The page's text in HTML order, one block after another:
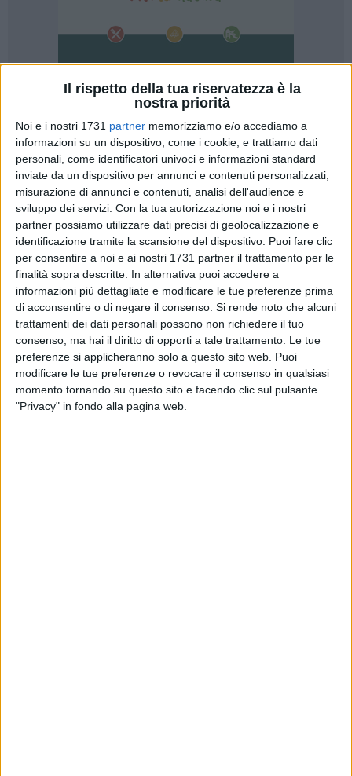
Il rispetto della tua riservatezza è la
nostra priorità
Noi e i nostri 1731 partner memorizziamo e/o accediamo a
informazioni su un dispositivo, come i cookie, e trattiamo dati
personali, come identificatori univoci e informazioni standard
inviate da un dispositivo per annunci e contenuti personalizzati,
misurazione di annunci e contenuti, analisi dell'audience e
sviluppo dei servizi. Con la tua autorizzazione noi e i nostri
partner possiamo utilizzare dati precisi di geolocalizzazione e
identificazione tramite la scansione del dispositivo. Puoi fare clic
per consentire a noi e ai nostri 1731 partner il trattamento per le
finalità sopra descritte. In alternativa puoi accedere a
informazioni più dettagliate e modificare le tue preferenze prima
di acconsentire o di negare il consenso. Si rende noto che alcuni
trattamenti dei dati personali possono non richiedere il tuo
consenso, ma hai il diritto di opporti a tale trattamento. Le tue
preferenze si applicheranno solo a questo sito web. Puoi
modificare le tue preferenze o revocare il consenso in qualsiasi
momento tornando su questo sito e facendo clic sul pulsante
"Privacy" in fondo alla pagina web.
Aliano non ce la fa: è Pordenone la capitale italiana della
cultura del 2027. La proclamazione è avvenuta nel Ministero
della cultura.
La scelta è avvenuta all'unanimità da parte della giuria,
presieduta dal giornalista Davide Maria Desario. Il ministro
Alessandro Giuli ha proclamato la città vincitrice.
Oltre ad Aliano e Pordenone, erano in finale Alberobello
(Puglia) – "Pietramadre"; Brindisi (Puglia) – "Navigare il
futuro"; Gallipoli (Puglia) "La bella tra terra e mare"; La
Spezia (Liguria) – "Una cultura come il mare"; Pompei
(Campania) – "Pompei Continuum"; Reggio Calabria
(Calabria) – "Cuore del Mediterraneo"; Sant'Andrea di Conza
(Campania) – "Incontro tempo"; Savona (Liguria) – "Nuove